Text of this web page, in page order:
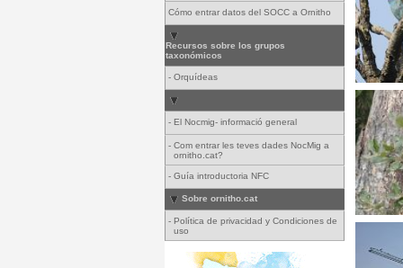
Cómo entrar datos del SOCC a Ornitho
Recursos sobre los grupos
taxonómicos
- Orquídeas
- El Nocmig- informació general
- Com entrar les teves dades NocMig a
ornitho.cat?
- Guía introductoria NFC
Sobre ornitho.cat
- Política de privacidad y Condiciones de
uso